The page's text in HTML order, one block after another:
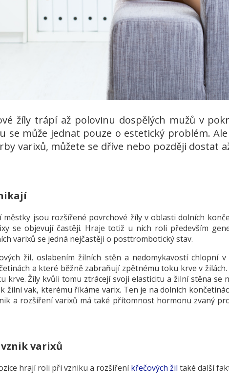
žíly trápí až polovinu dospělých mužů v
se může jednat pouze o estetický problém.
varixů, můžete se dříve nebo později dostat
jsou rozšířené povrchové žíly v oblasti dolních
se objevují častěji. Hraje totiž u nich roli především
varixů se jedná nejčastěji o posttrombotický stav.
žil, oslabením žilních stěn a nedomykavostí chlopní
a které běžně zabraňují zpětnému toku krve v
krve. Žíly kvůli tomu ztrácejí svoji elasticitu a žilní stěna se
žilní vak, kterému říkáme varix. Ten je na dolních
a rozšíření varixů má také přítomnost hormonu zvaný
varixů
hrají roli při vzniku a rozšířeníkřečových žil také další